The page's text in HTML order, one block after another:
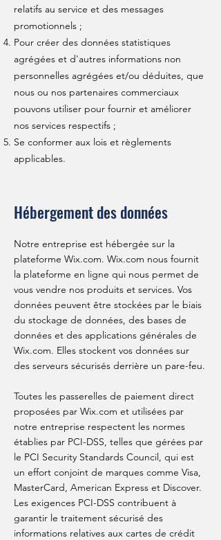
relatifs au service et des messages
promotionnels ;
Pour créer des données statistiques
agrégées et d'autres informations non
personnelles agrégées et/ou déduites, que
nous ou nos partenaires commerciaux
pouvons utiliser pour fournir et améliorer
nos services respectifs ;
Se conformer aux lois et règlements
applicables.
Hébergement des données
Notre entreprise est hébergée sur la
plateforme Wix.com. Wix.com nous fournit
la plateforme en ligne qui nous permet de
vous vendre nos produits et services. Vos
données peuvent être stockées par le biais
du stockage de données, des bases de
données et des applications générales de
Wix.com. Elles stockent vos données sur
des serveurs sécurisés derrière un pare-feu.
Toutes les passerelles de paiement direct
proposées par Wix.com et utilisées par
notre entreprise respectent les normes
établies par PCI-DSS, telles que gérées par
le PCI Security Standards Council, qui est
un effort conjoint de marques comme Visa,
MasterCard, American Express et Discover.
Les exigences PCI-DSS contribuent à
garantir le traitement sécurisé des
informations relatives aux cartes de crédit